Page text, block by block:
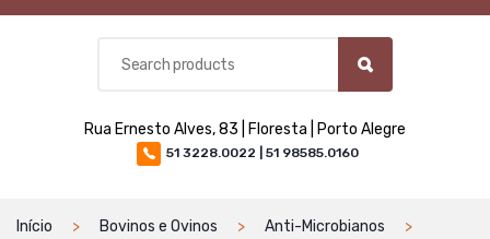
EQUINOS
BOVINOS E OVINOS
MATERIAIS E EQUIPAMENTOS
Rua Ernesto Alves, 83 | Floresta | Porto Alegre
51 3228.0022 | 51 98585.0160
Início Bovinos e Ovinos
Anti-Microbianos